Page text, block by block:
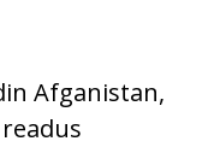
Afganistan,